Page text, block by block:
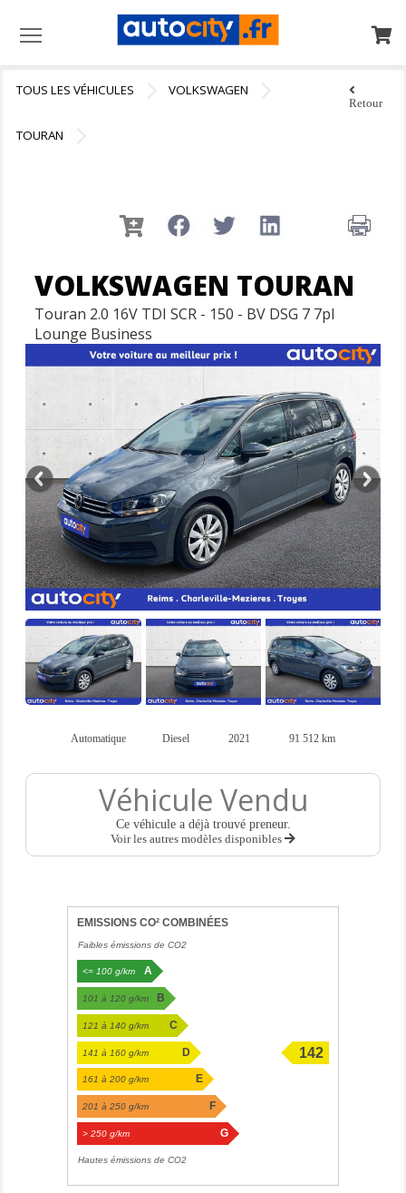
TOUS LES VÉHICULES VOLKSWAGEN
TOURAN
Retour
VOLKSWAGEN TOURAN
Touran 2.0 16V TDI SCR - 150 - BV DSG 7 7pl
Lounge Business
Automatique Diesel 2021 91 512 km
Véhicule Vendu
Ce véhicule a déjà trouvé preneur.
Voir les autres modèles disponibles
EMISSIONS CO² COMBINÉES
Faibles émissions de CO2
<= 100 g/km A
101 à 120 g/km B
121 à 140 g/km C
141 à 160 g/km D
142
161 à 200 g/km E
201 à 250 g/km F
> 250 g/km G
Hautes émissions de CO2